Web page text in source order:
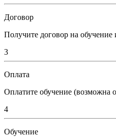
Договор
Получите договор на
3
Оплата
Оплатите обучение (возможна
4
Обучение